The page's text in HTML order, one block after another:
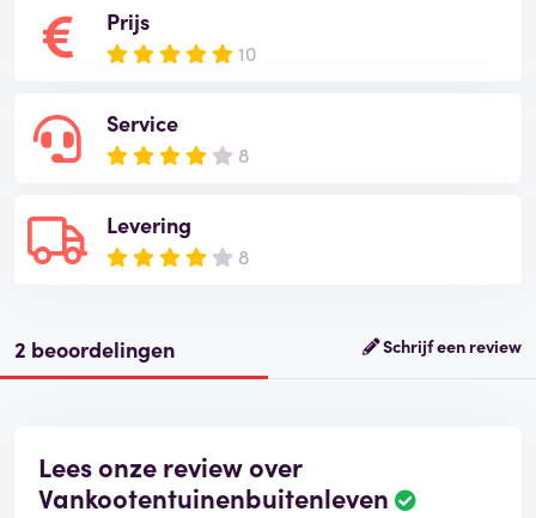
Prijs
10
Service
8
Levering
8
2 beoordelingen Schrijf een review
Lees onze review over
Vankootentuinenbuitenleven